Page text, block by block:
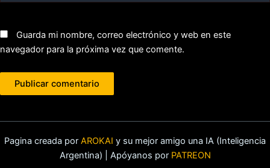
Guarda mi nombre, correo electrónico y web en este
navegador para la próxima vez que comente.
Pagina creada por AROKAI y su mejor amigo una IA (Inteligencia
Argentina) | Apóyanos por PATREON